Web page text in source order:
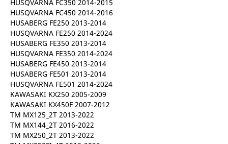
HUSQVARNA FC350 2014-2015
HUSQVARNA FC450 2014-2016
HUSABERG FE250 2013-2014
HUSQVARNA FE250 2014-2024
HUSABERG FE350 2013-2014
HUSQVARNA FE350 2014-2024
HUSABERG FE450 2013-2014
HUSABERG FE501 2013-2014
HUSQVARNA FE501 2014-2024
KAWASAKI KX250 2005-2009
KAWASAKI KX450F 2007-2012
TM MX125_2T 2013-2022
TM MX144_2T 2016-2022
TM MX250_2T 2013-2022